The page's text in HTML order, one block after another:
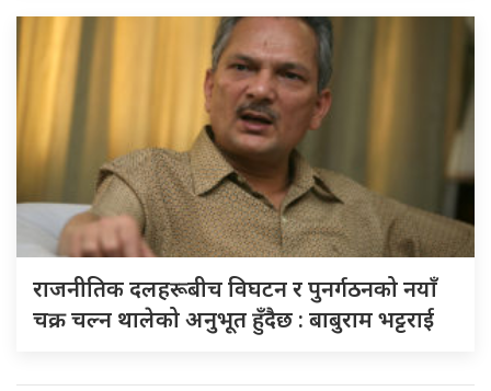
राजनीतिक दलहरूबीच विघटन र पुनर्गठनको नयाँ
चक्र चल्न थालेको अनुभूत हुँदैछ : बाबुराम भट्टराई